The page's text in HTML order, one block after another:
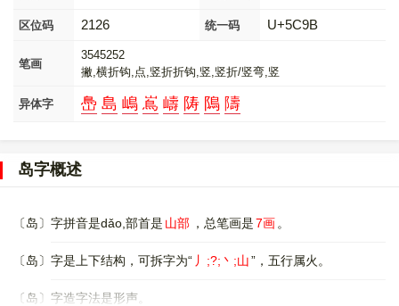
区位码 2126 统一码 U+5C9B
笔画
3545252
撇,横折钩,点,竖折折钩,竖,竖折/竖弯,竖
异体字 㠀 島 嶋 嶌 嶹 陦 隝 隯
岛字概述
〔岛〕字拼音是dǎo,部首是 山部 ，总笔画是7画 。
〔岛〕字是上下结构，可拆字为“ 丿;?;丶;山”，五行属火。
〔岛〕字造字法是形声。